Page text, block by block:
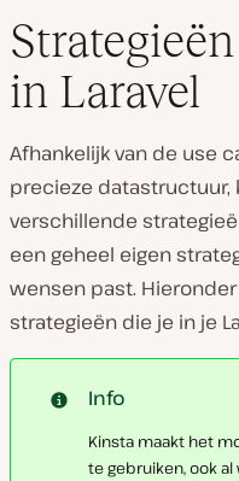
in Laravel
Afhankelijk van de use
precieze datastructuur,
verschillende
een geheel eigen
wensen past.
strategieën die je in je
Info
Kinsta maakt het
te gebruiken, ook